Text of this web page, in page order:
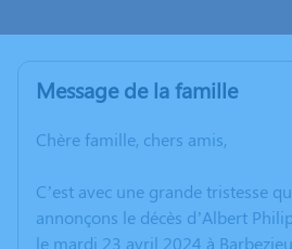
Message de la famille
Chère famille, chers amis,
C’est avec une grande tristesse
annonçons le décès d’Albert
le mardi 23 avril 2024 à